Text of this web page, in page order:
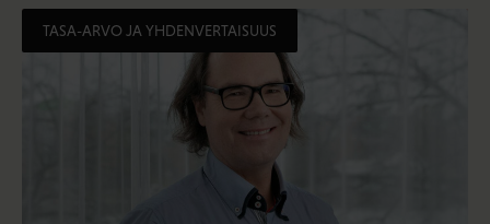
TASA-ARVO JA YHDENVERTAISUUS